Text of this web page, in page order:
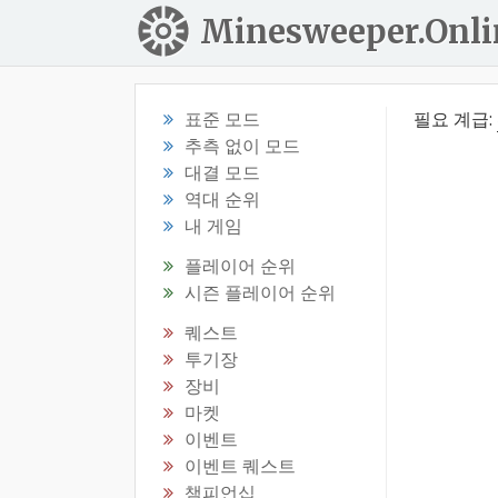
표준 모드
추측 없이 모드
대결 모드
역대 순위
내 게임
플레이어 순위
시즌 플레이어 순위
퀘스트
투기장
장비
마켓
이벤트
이벤트 퀘스트
챔피언십
필요 계급: